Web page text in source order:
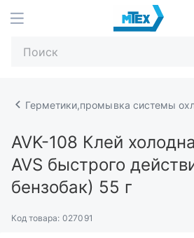
Герметики,промывка системы
AVK-108 Клей
AVS быстрого
бензобак) 55 г
Код товара: 027091